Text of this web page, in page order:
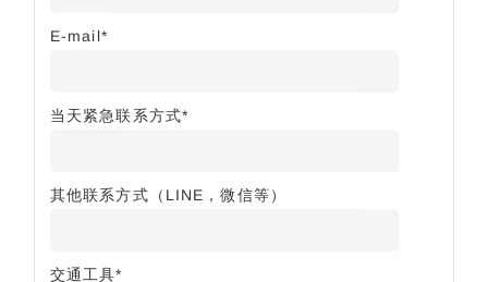
E-mail*
当天紧急联系方式*
其他联系方式（LINE，微信等）
交通工具*